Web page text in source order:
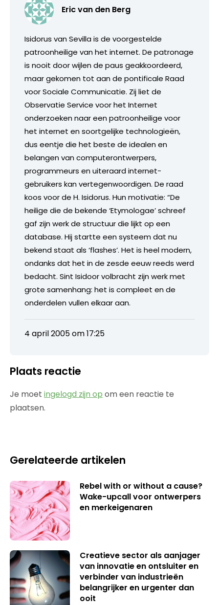
Eric van den Berg
Isidorus van Sevilla is de voorgestelde
patroonheilige van het internet. De patronage
is nooit door wijlen de paus geakkoordeerd,
maar gekomen tot aan de pontificale Raad
voor Sociale Communicatie. Zij liet de
Observatie Service voor het Internet
onderzoeken naar een patroonheilige voor
het internet en soortgelijke technologieën,
dus eentje die het beste de idealen en
belangen van computerontwerpers,
programmeurs en uiteraard internet-
gebruikers kan vertegenwoordigen. De raad
koos voor de H. Isidorus. Hun motivatie: “De
heilige die de bekende ‘Etymologae’ schreef
gaf zijn werk de structuur die lijkt op een
database. Hij startte een systeem dat nu
bekend staat als ‘flashes’. Het is heel modern,
ondanks dat het in de zesde eeuw reeds werd
bedacht. Sint Isidoor volbracht zijn werk met
grote samenhang: het is compleet en de
onderdelen vullen elkaar aan.
4 april 2005 om 17:25
Plaats reactie
Je moet ingelogd zijn op om een reactie te
plaatsen.
Gerelateerde artikelen
Rebel with or without a cause?
Wake-upcall voor ontwerpers
en merkeigenaren
Creatieve sector als aanjager
van innovatie en ontsluiter en
verbinder van industrieën
belangrijker en urgenter dan
ooit